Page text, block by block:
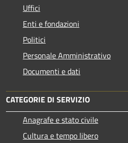
Uffici
Enti e fondazioni
Politici
Personale Amministrativo
Documenti e dati
CATEGORIE DI SERVIZIO
Anagrafe e stato civile
Cultura e tempo libero